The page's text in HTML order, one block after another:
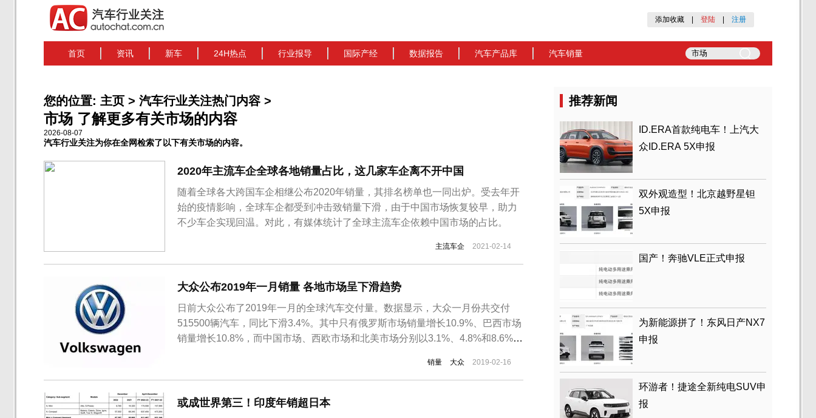
添加收藏 登陆 注册
首页 资讯 新车 24H热点 行业报导 国际产经 数据报告 汽车产品库 汽车销量
您的位置: 主页 > 汽车行业关注热门内容 >
市场 了解更多有关市场的内容
2026-08-07
汽车行业关注为你在全网检索了以下有关市场的内容。
2020年主流车企全球各地销量占比，这几家车企离不开中国
随着全球各大跨国车企相继公布2020年销量，其排名榜单也一同出炉。受去年开
始的疫情影响，全球车企都受到冲击致销量下滑，由于中国市场恢复较早，助力
不少车企实现回温。对此，有媒体统计了全球主流车企依赖中国市场的占比。
主流车企 2021-02-14
大众公布2019年一月销量 各地市场呈下滑趋势
日前大众公布了2019年一月的全球汽车交付量。数据显示，大众一月份共交付
515500辆汽车，同比下滑3.4%。其中只有俄罗斯市场销量增长10.9%、巴西市场
销量增长10.8%，而中国市场、西欧市场和北美市场分别以3.1%、4.8%和8.6%的
众品牌在欧洲市场的交付量为131300辆，同比下滑3%；西欧市场交付量则为
11220...
销量 大众 2019-02-16
或成世界第三！印度年销超日本
推荐新闻
ID.ERA首款纯电车！上汽大
众ID.ERA 5X申报
双外观造型！北京越野星钽
5X申报
国产！奔驰VLE正式申报
为新能源拼了！东风日产NX7
申报
环游者！捷途全新纯电SUV申
报